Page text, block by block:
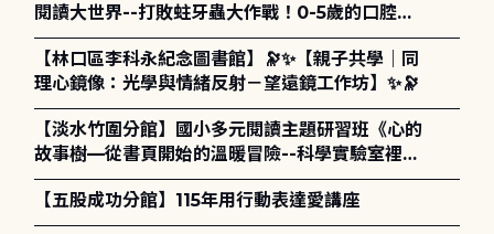
閱讀大世界--打敗蛀牙蟲大作戰！0-5歲的口腔照
護全攻略》
【林口區李科永紀念圖書館】🔭✨【親子共學｜同
理心鏡像：光學與情緒反射－望遠鏡工作坊】✨🔭
【淡水竹圍分館】國小多元閱讀主題研習班《心的
故事樹—從書頁開始的溫暖冒險--科學實驗室裡的
放電章魚》
【五股成功分館】115年用行動表達愛講座